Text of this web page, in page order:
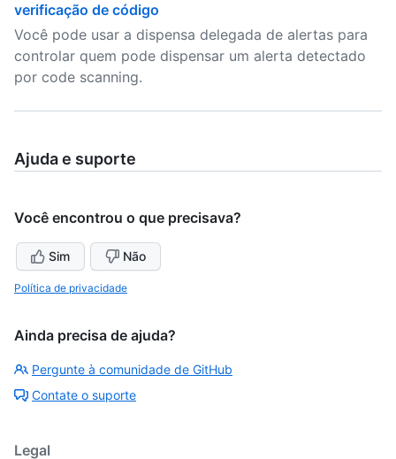
verificação de código
Você pode usar a dispensa delegada de alertas para
controlar quem pode dispensar um alerta detectado
por code scanning.
Ajuda e suporte
Você encontrou o que precisava?
Sim Não
Política de privacidade
Ainda precisa de ajuda?
Pergunte à comunidade de GitHub
Contate o suporte
Legal